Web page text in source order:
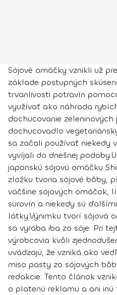
Sójové omáčky vznikli už
základe postupných
trvanlivosti potravín
využívať ako náhrada
dochucovanie
dochucovadlo
sa začali používať niekedy
vyvíjali do dnešnej podoby.
japonskú sójovú omáčku
zložku tvoria sójové bôby,
väčšine sójových omáčok,
surovín a niekedy sú
látky.Výnimku tvorí sójová
sa vyrába iba zo sóje. Pri
výrobcovia kvôli
uvádzajú, že vzniká ako
miso pasty zo sójových
redakcie: Tento článok
o platenú reklamu a ani